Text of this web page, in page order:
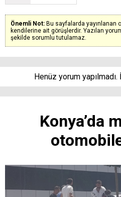
Önemli Not: Bu sayfalarda yayınlanan
kendilerine ait görüşlerdir. Yazılan
şekilde sorumlu tutulamaz.
Henüz yorum
Konya’da